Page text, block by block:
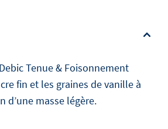
Tenue & Foisonnement
fin et les graines de vanille à
d’une masse légère.